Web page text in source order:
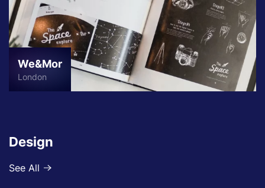
We&Mor
London
Design
See All